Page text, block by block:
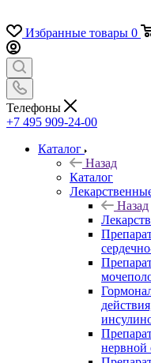
Избранные товары 0
Телефоны
+7 495 909-24-00
Каталог
Назад
Каталог
Назад
нервной